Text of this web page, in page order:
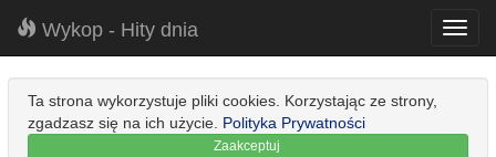
Wykop - Hity dnia
Ta strona wykorzystuje pliki cookies. Korzystając ze strony,
zgadzasz się na ich użycie. Polityka Prywatności
Zaakceptuj